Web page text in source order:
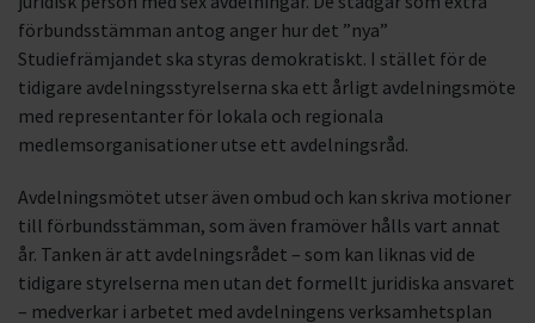
förbundsstämman antog anger hur det ”nya”
Studiefrämjandet ska styras demokratiskt. I stället för de
tidigare avdelningsstyrelserna ska ett årligt avdelningsmöte
med representanter för lokala och regionala
medlemsorganisationer utse ett avdelningsråd.
Avdelningsmötet utser även ombud och kan skriva motioner
till förbundsstämman, som även framöver hålls vart annat
år. Tanken är att avdelningsrådet – som kan liknas vid de
tidigare styrelserna men utan det formellt juridiska ansvaret
– medverkar i arbetet med avdelningens verksamhetsplan